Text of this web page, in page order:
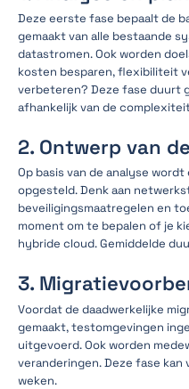
Deze eerste fase bepaalt de
gemaakt van alle bestaande
datastromen. Ook worden
kosten besparen, flexibiliteit
verbeteren? Deze fase duurt
afhankelijk van de
2. Ontwerp van
Op basis van de analyse
opgesteld. Denk aan
beveiligingsmaatregelen en
moment om te bepalen of je
hybride cloud. Gemiddelde
3.
Voordat de daadwerkelijke
gemaakt, testomgevingen
uitgevoerd. Ook worden
veranderingen. Deze fase
weken.